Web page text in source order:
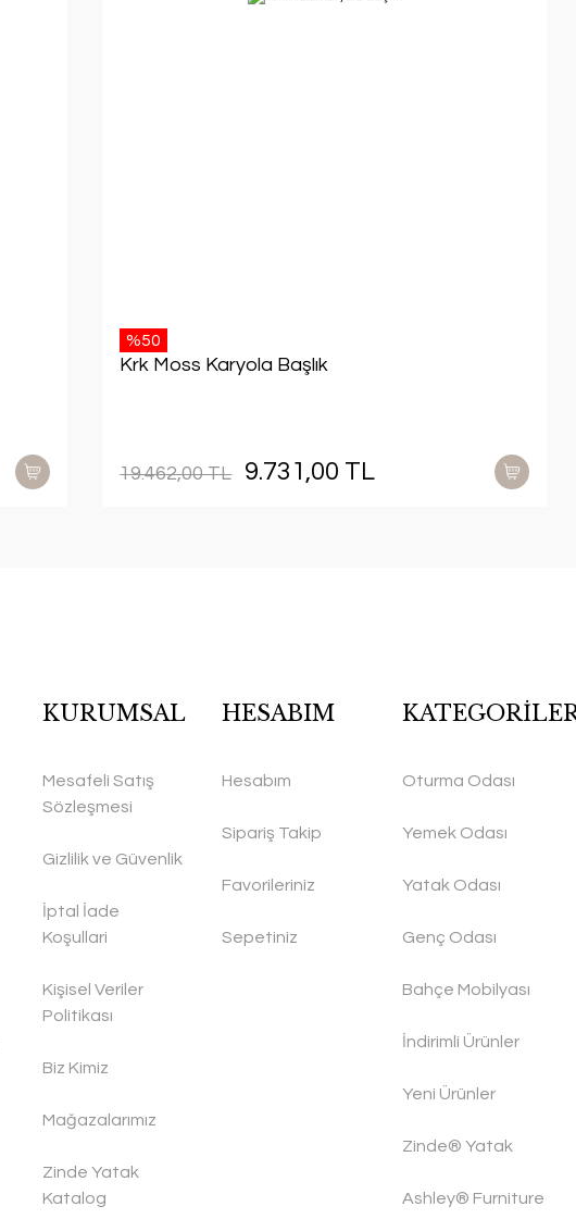
%50
Krk Moss Karyola Başlık
19.462,00 TL 9.731,00 TL
KURUMSAL
Mesafeli Satış
Sözleşmesi
Gizlilik ve Güvenlik
İptal İade
Koşullari
Kişisel Veriler
Politikası
Biz Kimiz
Mağazalarımız
Zinde Yatak
Katalog
HESABIM
Hesabım
Sipariş Takip
Favorileriniz
Sepetiniz
Oturma Odası
Yemek Odası
Yatak Odası
Genç Odası
Bahçe Mobilyası
İndirimli Ürünler
Yeni Ürünler
Zinde® Yatak
Ashley® Furniture